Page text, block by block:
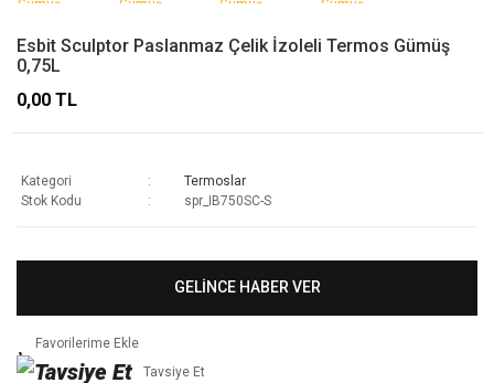
Esbit Sculptor Paslanmaz Çelik İzoleli Termos Gümüş
0,75L
0,00 TL
Kategori
Termoslar
Stok Kodu
spr_IB750SC-S
GELİNCE HABER VER
Tavsiye Et